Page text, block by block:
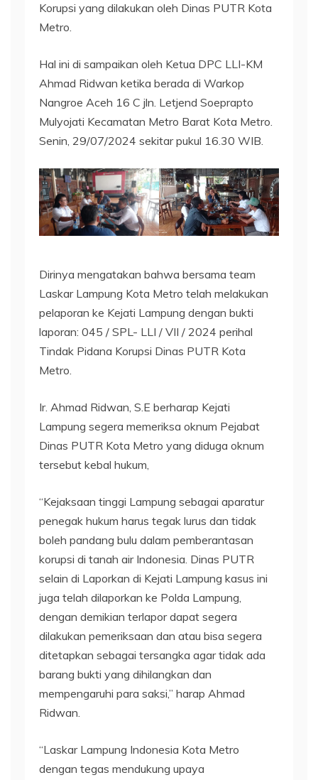
Korupsi yang dilakukan oleh Dinas PUTR Kota
Metro.
Hal ini di sampaikan oleh Ketua DPC LLI-KM
Ahmad Ridwan ketika berada di Warkop
Nangroe Aceh 16 C jln. Letjend Soeprapto
Mulyojati Kecamatan Metro Barat Kota Metro.
Senin, 29/07/2024 sekitar pukul 16.30 WIB.
Dirinya mengatakan bahwa bersama team
Laskar Lampung Kota Metro telah melakukan
pelaporan ke Kejati Lampung dengan bukti
laporan: 045 / SPL- LLI / VII / 2024 perihal
Tindak Pidana Korupsi Dinas PUTR Kota
Metro.
Ir. Ahmad Ridwan, S.E berharap Kejati
Lampung segera memeriksa oknum Pejabat
Dinas PUTR Kota Metro yang diduga oknum
tersebut kebal hukum,
“Kejaksaan tinggi Lampung sebagai aparatur
penegak hukum harus tegak lurus dan tidak
boleh pandang bulu dalam pemberantasan
korupsi di tanah air Indonesia. Dinas PUTR
selain di Laporkan di Kejati Lampung kasus ini
juga telah dilaporkan ke Polda Lampung,
dengan demikian terlapor dapat segera
dilakukan pemeriksaan dan atau bisa segera
ditetapkan sebagai tersangka agar tidak ada
barang bukti yang dihilangkan dan
mempengaruhi para saksi,” harap Ahmad
Ridwan.
“Laskar Lampung Indonesia Kota Metro
dengan tegas mendukung upaya